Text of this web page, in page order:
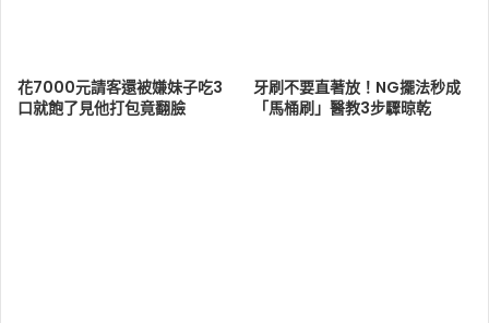
花7000元請客還被嫌妹子吃3
口就飽了見他打包竟翻臉
牙刷不要直著放！NG擺法秒成
「馬桶刷」醫教3步驟晾乾